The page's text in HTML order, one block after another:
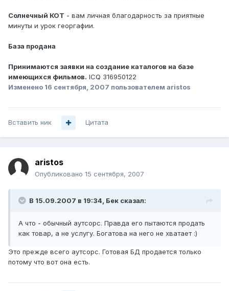
Солнечный КОТ - вам личная благодарность за приятные
минуты и урок георгафии.
База продана
Принимаются заявки на создание каталогов на базе
имеющихся фильмов. ICQ 316950122
Изменено 16 сентября, 2007 пользователем aristos
Вставить ник Цитата
aristos
Опубликовано 15 сентября, 2007
В 15.09.2007 в 19:34, Бек сказал:
А что - обычный аутсорс. Правда его пытаются продать
как товар, а не услугу. Богатова на него не хватает :)
Это прежде всего аутсорс. Готовая БД продается только
потому что вот она есть.